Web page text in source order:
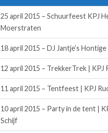
25 april 2015 – Schuurfeest KPJ
Moerstraten
18 april 2015 – DJ Jantje’s
12 april 2015 – TrekkerTrek | KPJ
11 april 2015 – Tentfeest | KPJ
10 april 2015 – Party in de tent |
Schijf